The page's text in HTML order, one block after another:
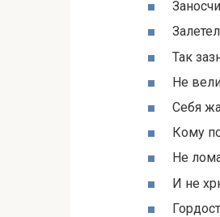
Так
Не
Себя
Кому
Не
И не